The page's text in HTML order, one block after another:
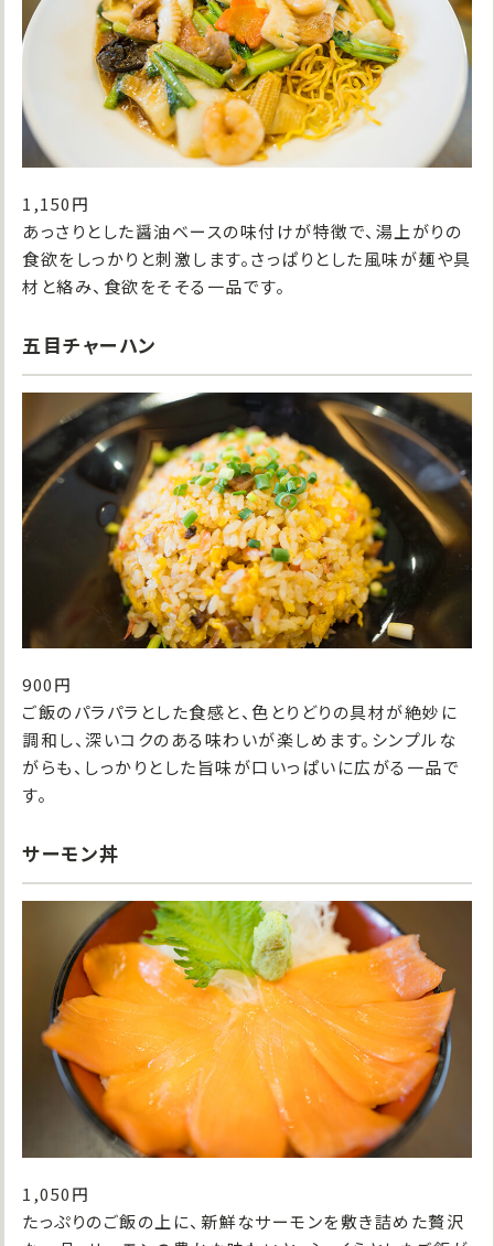
1,150円
あっさりとした醤油ベースの味付けが特徴で、湯上がりの
食欲をしっかりと刺激します。さっぱりとした風味が麺や具
材と絡み、食欲をそそる一品です。
五目チャーハン
900円
ご飯のパラパラとした食感と、色とりどりの具材が絶妙に
調和し、深いコクのある味わいが楽しめます。シンプルな
がらも、しっかりとした旨味が口いっぱいに広がる一品で
す。
サーモン丼
1,050円
たっぷりのご飯の上に、新鮮なサーモンを敷き詰めた贅沢